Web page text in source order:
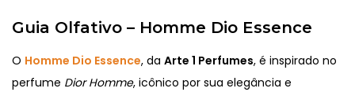
Guia Olfativo – Homme Dio Essence
O Homme Dio Essence, da Arte 1 Perfumes, é inspirado no
perfume Dior Homme, icônico por sua elegância e